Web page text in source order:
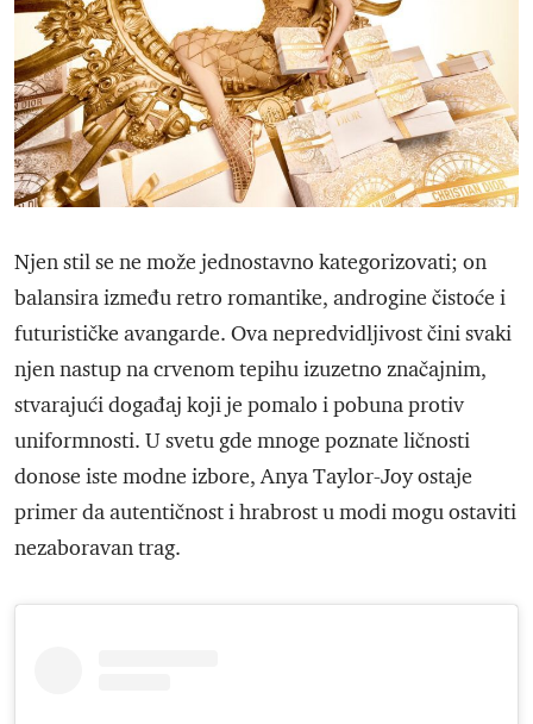
Njen stil se ne može jednostavno kategorizovati; on
balansira između retro romantike, androgine čistoće i
futurističke avangarde. Ova nepredvidljivost čini svaki
njen nastup na crvenom tepihu izuzetno značajnim,
stvarajući događaj koji je pomalo i pobuna protiv
uniformnosti. U svetu gde mnoge poznate ličnosti
donose iste modne izbore, Anya Taylor-Joy ostaje
primer da autentičnost i hrabrost u modi mogu ostaviti
nezaboravan trag.